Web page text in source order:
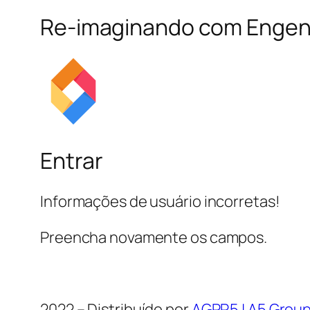
Re-imaginando com
Entrar
Informações de usuário incorretas!
Preencha novamente os campos.